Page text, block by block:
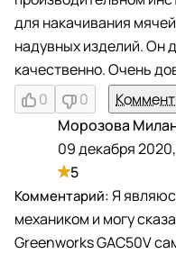
для накачивания
надувных изделий. Он
качественно. Очень
0
0
Морозова
09 декабря
5
Я
механиком и могу
Greenworks GAC50V